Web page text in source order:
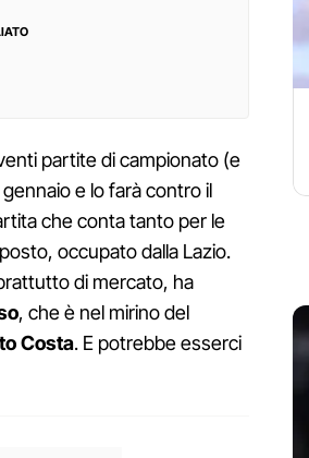
partite di campionato (e
e lo farà contro il
che conta tanto per le
occupato dalla Lazio.
di mercato, ha
, che è nel mirino del
Costa. E potrebbe esserci